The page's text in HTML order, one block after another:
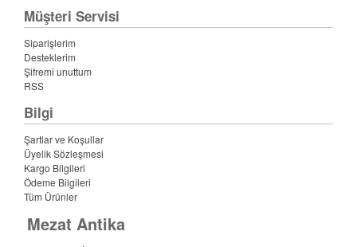
Müşteri Servisi
Siparişlerim
Desteklerim
Şifremi unuttum
RSS
Bilgi
Şartlar ve Koşullar
Üyelik Sözleşmesi
Kargo Bilgileri
Ödeme Bilgileri
Tüm Ürünler
Mezat Antika